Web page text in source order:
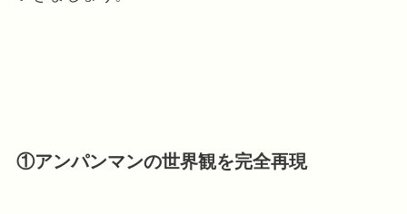
①アンパンマンの世界観を完全再現